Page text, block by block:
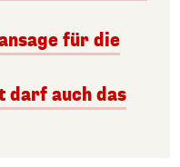
für die
darf auch das